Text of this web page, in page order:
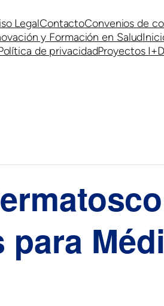
LegalContactoConvenios de
y Formación en Salud
de privacidadProyectos
para